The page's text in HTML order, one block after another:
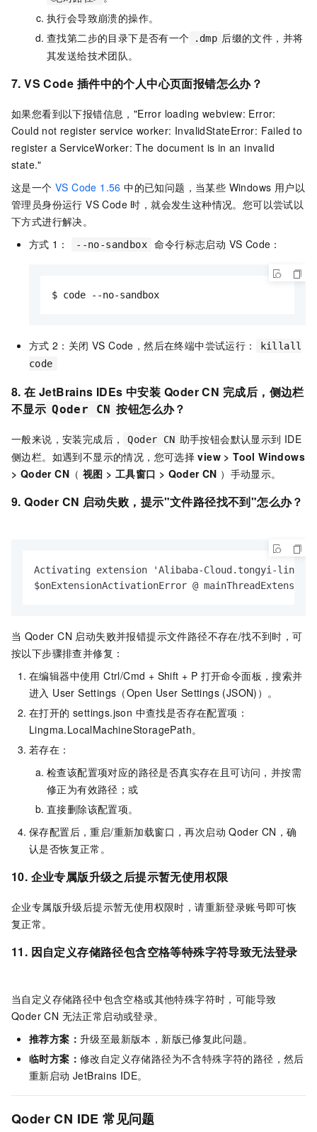
执行会导致崩溃的操作。
查找第二步的目录下是否有一个
.dmp 后缀的文件，并将
其发送给技术团队。
7. VS Code 插件中的个人中心页面报错怎么办？
如果您看到以下报错信息，"Error loading webview: Error:
Could not register service worker: InvalidStateError: Failed to
register a ServiceWorker: The document is in an invalid
state."
这是一个 VS Code 1.56 中的已知问题，当某些 Windows 用户以
管理员身份运行 VS Code 时，就会发生这种情况。您可以尝试以
下方式进行解决。
方式 1： --no-sandbox 命令行标志启动 VS Code：
$ code --no-sandbox
方式 2：关闭 VS Code，然后在终端中尝试运行：
killall
code
8. 在 JetBrains IDEs 中安装 Qoder CN 完成后，侧边栏
不显示 Qoder CN 按钮怎么办？
一般来说，安装完成后， Qoder CN 助手按钮会默认显示到 IDE
侧边栏。如遇到不显示的情况，您可选择 view >Tool Windows
> Qoder CN （ 视图 > 工具窗口 > Qoder CN ）手动显示。
9. Qoder CN 启动失败，提示"文件路径找不到"怎么办？
Activating extension 'Alibaba-Cloud.tongyi-
$onExtensionActivationError @
当 Qoder CN 启动失败并报错提示文件路径不存在/找不到时，可
按以下步骤排查并修复：
在编辑器中使用 Ctrl/Cmd + Shift + P 打开命令面板，搜索并
进入 User Settings（Open User Settings (JSON)）。
在打开的 settings.json 中查找是否存在配置项：
Lingma.LocalMachineStoragePath。
若存在：
检查该配置项对应的路径是否真实存在且可访问，并按需
修正为有效路径；或
直接删除该配置项。
保存配置后，重启/重新加载窗口，再次启动 Qoder CN，确
认是否恢复正常。
10. 企业专属版升级之后提示暂无使用权限
企业专属版升级后提示暂无使用权限时，请重新登录账号即可恢
复正常。
11. 因自定义存储路径包含空格等特殊字符导致无法登录
当自定义存储路径中包含空格或其他特殊字符时，可能导致
Qoder CN 无法正常启动或登录。
推荐方案： 升级至最新版本，新版已修复此问题。
临时方案： 修改自定义存储路径为不含特殊字符的路径，然后
重新启动 JetBrains IDE。
Qoder CN IDE 常见问题